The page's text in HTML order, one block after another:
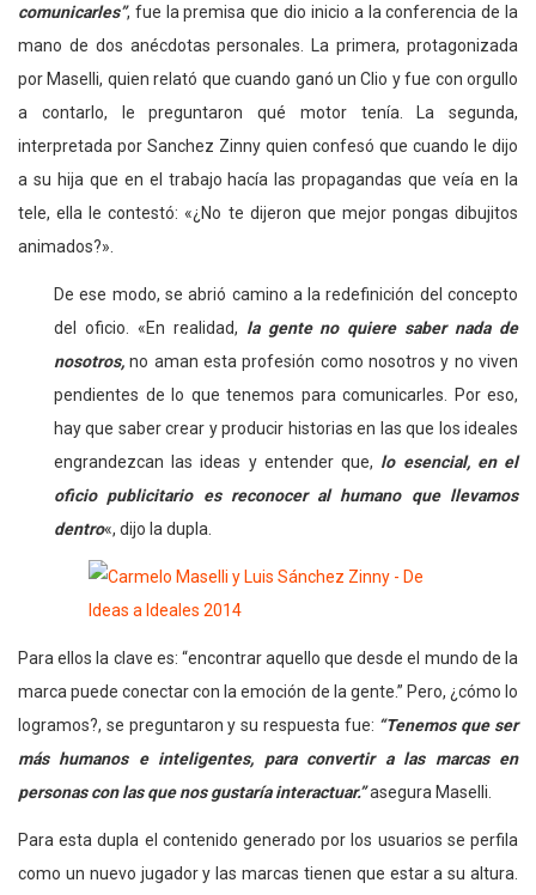
comunicarles”, fue la premisa que dio inicio a la conferencia de la
mano de dos anécdotas personales. La primera, protagonizada
por Maselli, quien relató que cuando ganó un Clio y fue con orgullo
a contarlo, le preguntaron qué motor tenía. La segunda,
interpretada por Sanchez Zinny quien confesó que cuando le dijo
a su hija que en el trabajo hacía las propagandas que veía en la
tele, ella le contestó: «¿No te dijeron que mejor pongas dibujitos
animados?».
De ese modo, se abrió camino a la redefinición del concepto
del oficio. «En realidad, la gente no quiere saber nada de
nosotros, no aman esta profesión como nosotros y no viven
pendientes de lo que tenemos para comunicarles. Por eso,
hay que saber crear y producir historias en las que los ideales
engrandezcan las ideas y entender que, lo esencial, en el
oficio publicitario es reconocer al humano que llevamos
dentro«, dijo la dupla.
Para ellos la clave es: “encontrar aquello que desde el mundo de la
marca puede conectar con la emoción de la gente.” Pero, ¿cómo lo
logramos?, se preguntaron y su respuesta fue: “Tenemos que ser
más humanos e inteligentes, para convertir a las marcas en
personas con las que nos gustaría interactuar.”asegura Maselli.
Para esta dupla el contenido generado por los usuarios se perfila
como un nuevo jugador y las marcas tienen que estar a su altura.